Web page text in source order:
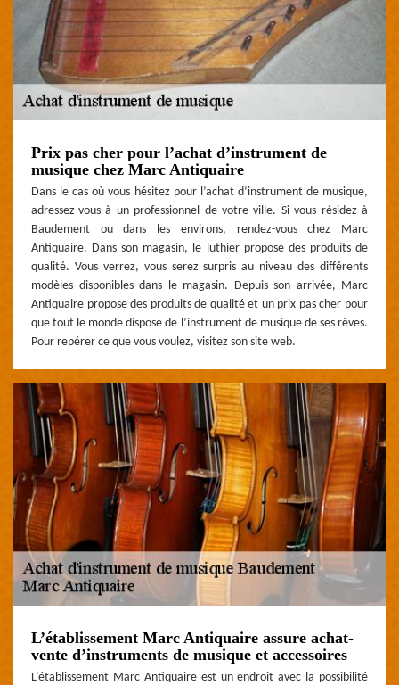
Prix pas cher pour l’achat d’instrument de
musique chez Marc Antiquaire
Dans le cas où vous hésitez pour l’achat d’instrument de musique,
adressez-vous à un professionnel de votre ville. Si vous résidez à
Baudement ou dans les environs, rendez-vous chez Marc
Antiquaire. Dans son magasin, le luthier propose des produits de
qualité. Vous verrez, vous serez surpris au niveau des différents
modèles disponibles dans le magasin. Depuis son arrivée, Marc
Antiquaire propose des produits de qualité et un prix pas cher pour
que tout le monde dispose de l’instrument de musique de ses rêves.
Pour repérer ce que vous voulez, visitez son site web.
L’établissement Marc Antiquaire assure achat-
vente d’instruments de musique et accessoires
L’établissement Marc Antiquaire est un endroit avec la possibilité